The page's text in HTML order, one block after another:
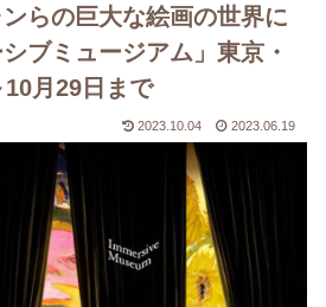
らの巨大な絵画の世界に
ブミュージアム」東京・
10月29日まで
2023.10.04 2023.06.19